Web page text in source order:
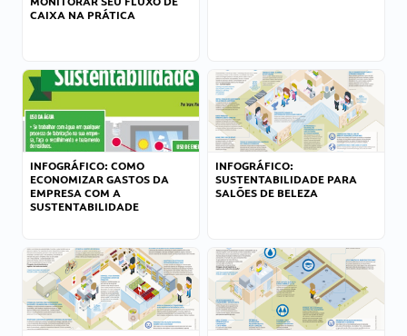
CAIXA NA PRÁTICA
INFOGRÁFICO: COMO
ECONOMIZAR GASTOS DA
EMPRESA COM A
SUSTENTABILIDADE
INFOGRÁFICO:
SUSTENTABILIDADE PARA
SALÕES DE BELEZA